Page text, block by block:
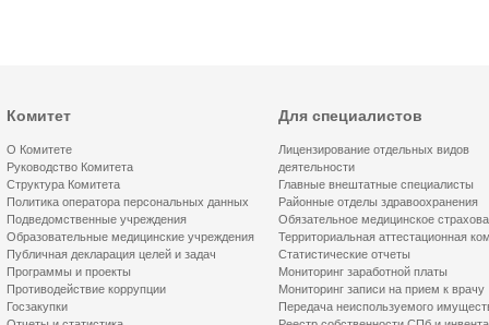
Комитет
О Комитете
Руководство Комитета
Структура Комитета
Политика оператора персональных данных
Подведомственные учреждения
Образовательные медицинские учреждения
Публичная декларация целей и задач
Программы и проекты
Противодействие коррупции
Госзакупки
Для специалистов
Лицензирование отдельных видов
деятельности
Главные внештатные специалисты
Районные отделы здравоохранения
Обязательное медицинское
Территориальная аттестационная
Статистические отчеты
Мониторинг заработной платы
Мониторинг записи на прием к врачу
Передача неиспользуемого